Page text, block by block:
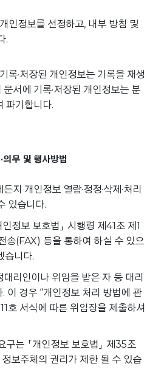
인정보를 선정하고, 내부 방침 및
.
록·저장된 개인정보는 기록을 재생
서에 기록·저장된 개인정보는 분
파기합니다.
무 및 행사방법
개인정보 열람·정정·삭제·처리
있습니다.
정보 보호법」 시행령 제41조 제1
송(FAX) 등을 통하여 하실 수 있으
습니다.
리인이나 위임을 받은 자 등 대리
이 경우 “개인정보 처리 방법에 관
호 서식에 따른 위임장을 제출하셔
는 「개인정보 보호법」 제35조
보주체의 권리가 제한 될 수 있습